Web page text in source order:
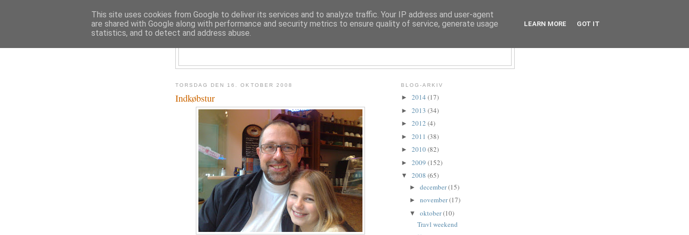
TORSDAG DEN 16. OKTOBER 2008
Indkøbstur
BLOG-ARKIV
► 2014 (17)
► 2013 (34)
► 2012 (4)
► 2011 (38)
► 2010(82)
► 2009 (152)
▼ 2008 (65)
► december(15)
► november(17)
▼ oktober(10)
Travl weekend
This site uses cookies from Google to deliver its services and to analyze traffic. Your IP address and user-agent
are shared with Google along with performance and security metrics to ensure quality of service, generate usage
statistics, and to detect and address abuse.
LEARN MORE GOT IT